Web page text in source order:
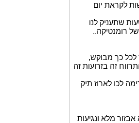
לקראת יום
שתעניק לנו
רומנטיקה..
לכל כך מבוקש,
זה בזרועות זה
לכו לארוז תיק
מלא ונגיעות